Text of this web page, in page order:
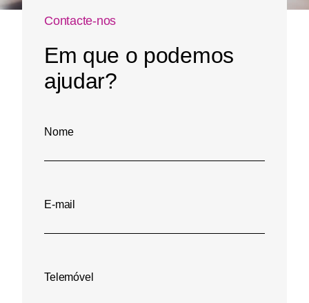
Contacte-nos
Em que o podemos
ajudar?
Nome
E-mail
Telemóvel